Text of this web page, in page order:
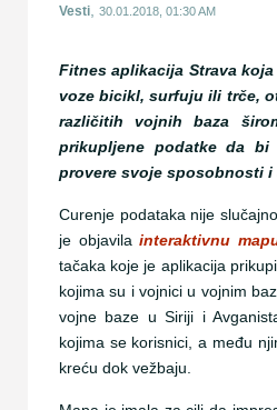
Vesti, 30.01.2018, 01:30 AM
Fitnes aplikacija Strava
voze bicikl, surfuju ili trče,
različitih vojnih baza
prikupljene podatke da bi
provere svoje sposobnosti i
Curenje podataka nije
je objavilainteraktivnu
tačaka koje je aplikacija
kojima su i vojnici u vojnim
vojne baze u Siriji i
kojima se korisnici, a među
kreću dok vežbaju.